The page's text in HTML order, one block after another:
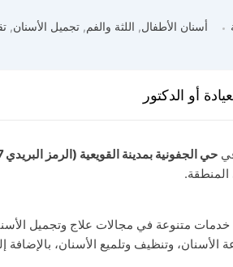
أسنان الأطفال, اللثة والفم, تجميل الأسنان,
أو الدكتور
حي الجفونية بمدينة القويعية (الرمز البريدي 19247)
المنطقة.
متنوعة في مجالات علاج وتجميل
الأسنان، وتنظيف وتلميع الأسنان،